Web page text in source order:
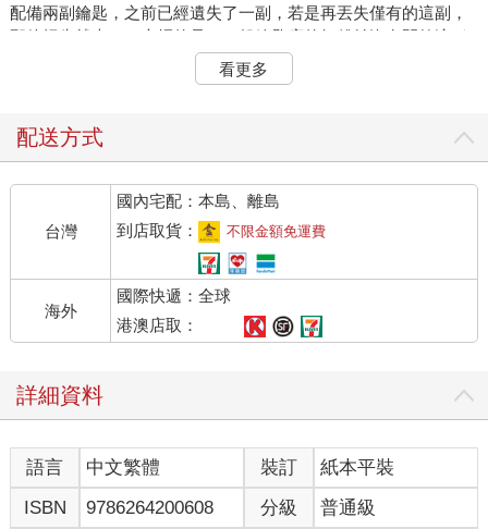
配備兩副鑰匙，之前已經遺失了一副，若是再丟失僅有的這副，
那他損失就大了！麻煩的是，一般鑰匙店的師傅並沒有開啟這種
車鎖的功夫，所以需要請我幫忙找一下鑰匙。
還好我外出的地方距離佛堂並沒有很遠，而且在那當下，另一位
就看見業主和留守人員都滿頭大汗，一臉憂慮。
到走入佛堂的這段時間裡，將全部過程、細節都仔細告訴我一
業主向我詳述，但依然想不起來鑰匙為什麼會不見了。
我靜下心來，開始冥想，審視他來佛堂的整個過程，終於讓我找
到了端倪。
進佛堂需要脫鞋，所以他先在門口板凳坐下脫鞋。然而他坐下
時，沒注意到手上的車鑰匙掉在地上，要脫鞋時，腳又不經意把
掉在地上的鑰匙踢進玄關茶桌基座的底縫，而且鑰匙是以類似籃
看，茶桌基座的正面是無沒空隙可以進入的，也難怪遍尋不著。
我拿給他一枝小木桿，說：「到外面茶桌底下看看。」
他用木桿撥弄茶桌後方底部兩三次後，終於找到了車鑰匙，回來
找我，驚訝地問：「我無意間把自己的車鑰匙踢進茶桌的底座，
根本就不知道發生的過程，為什麼老師你可以清楚還原整個過
程，還找到原因？」
看更多
配送方式
台灣
國內宅配：本島、離島
到店取貨：
不限金額免運費
海外
國際快遞：全球
港澳店取：
詳細資料
語言 中文繁體 裝訂
紙本平裝
ISBN
9786264200608 分級 普通級